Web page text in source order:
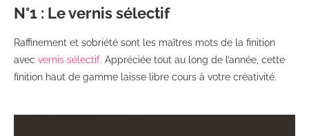
N°1 : Le vernis sélectif
Raffinement et sobriété sont les maîtres mots de la finition
avec vernis sélectif. Appréciée tout au long de l’année, cette
finition haut de gamme laisse libre cours à votre créativité.